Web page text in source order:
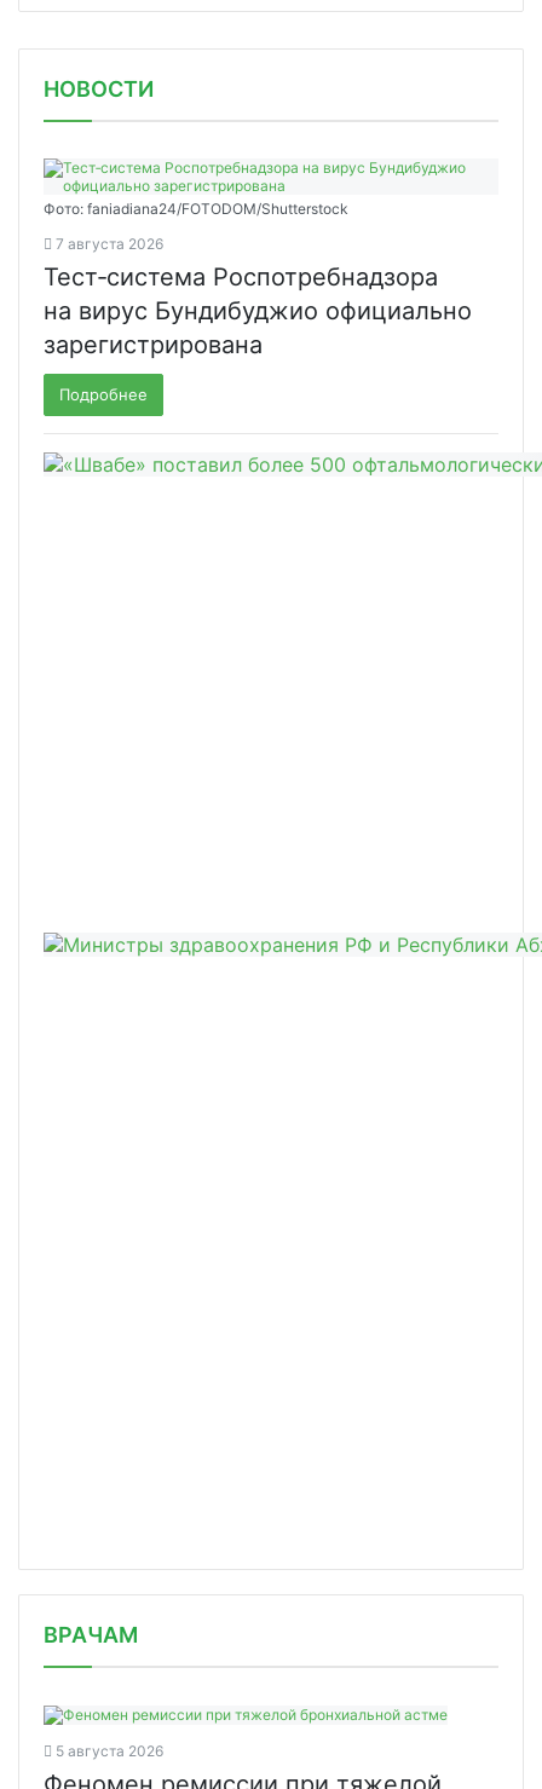
НОВОСТИ
Фото: faniadiana24/FOTODOM/Shutterstock
7 августа 2026
Тест‑система Роспотребнадзора
на вирус Бундибуджио официально
зарегистрирована
Подробнее
ВРАЧАМ
5 августа 2026